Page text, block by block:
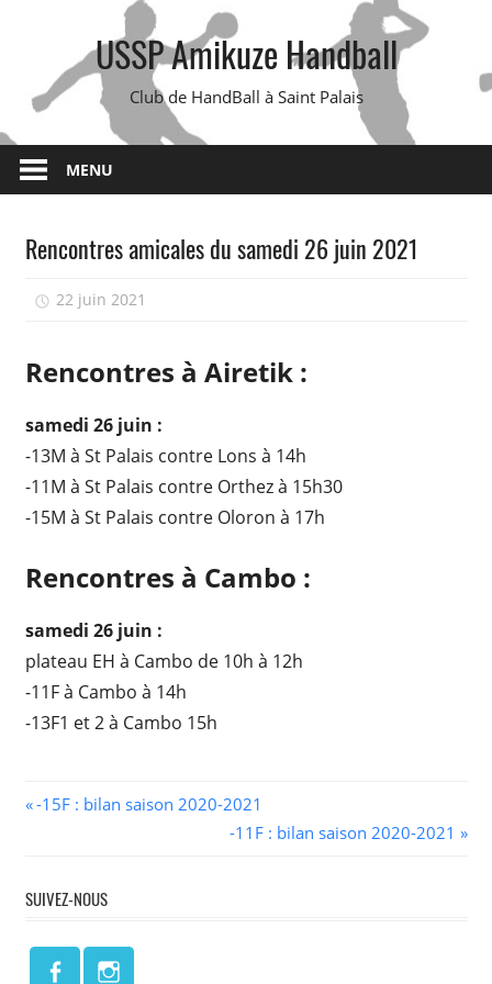
USSP Amikuze Handball
Club de HandBall à Saint Palais
MENU
Rencontres amicales du samedi 26 juin 2021
22 juin 2021
Rencontres à Airetik :
samedi 26 juin :
-13M à St Palais contre Lons à 14h
-11M à St Palais contre Orthez à 15h30
-15M à St Palais contre Oloron à 17h
Rencontres à Cambo :
samedi 26 juin :
plateau EH à Cambo de 10h à 12h
-11F à Cambo à 14h
-13F1 et 2 à Cambo 15h
Navigation
l’article
Previous
-15F : bilan saison 2020-2021
Next
-11F : bilan saison 2020-2021
SUIVEZ-NOUS